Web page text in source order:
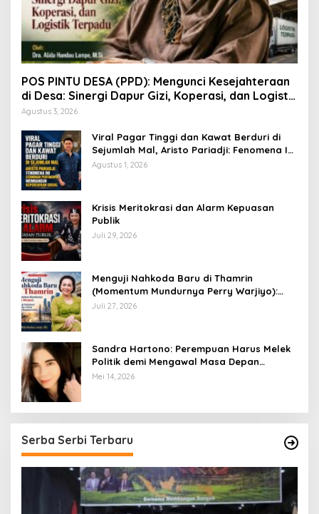
POS PINTU DESA (PPD): Mengunci Kesejahteraan
di Desa: Sinergi Dapur Gizi, Koperasi, dan Logistik
Terpadu
Agustus 3, 2026
Viral Pagar Tinggi dan Kawat Berduri di
Sejumlah Mal, Aristo Pariadji: Fenomena Ini
Cerminan Pentingnya Membangun
Agustus 1, 2026
​Krisis Meritokrasi dan Alarm Kepuasan
Publik
Juli 29, 2026
​Menguji Nahkoda Baru di Thamrin
(Momentum Mundurnya Perry Warjiyo):
Sinergi Kebijakan Moneter-Fiskal di Era
Juli 27, 2026
Sandra Hartono: Perempuan Harus Melek
Politik demi Mengawal Masa Depan
Bangsa
Mei 14, 2026
Serba Serbi Terbaru